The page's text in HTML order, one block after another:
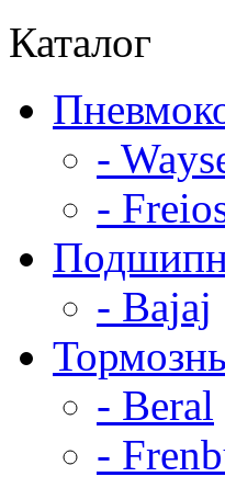
Каталог
-
-
- Bajaj
- Beral
-